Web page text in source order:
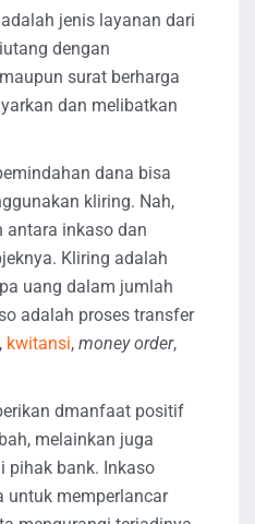
jenis layanan dari
dengan
surat berharga
dan melibatkan
dana bisa
kliring. Nah,
antara inkaso dan
Kliring adalah
uang dalam jumlah
adalah proses transfer
kwitansi, money order,
dmanfaat positif
melainkan juga
pihak bank. Inkaso
untuk memperlancar